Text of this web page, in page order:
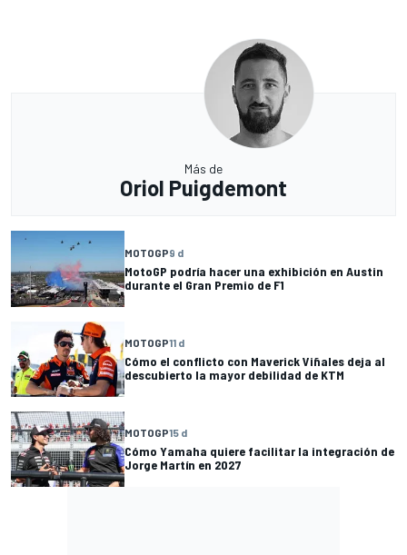
Más de
Oriol Puigdemont
MOTOGP9 d
MotoGP podría hacer una exhibición en Austin
durante el Gran Premio de F1
MOTOGP11 d
Cómo el conflicto con Maverick Viñales deja al
descubierto la mayor debilidad de KTM
MOTOGP15 d
Cómo Yamaha quiere facilitar la integración de
Jorge Martín en 2027